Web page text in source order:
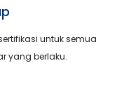
untuk semua
yang berlaku.